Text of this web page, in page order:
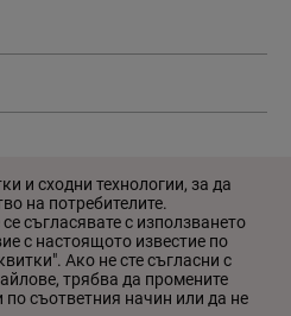
Anabel Arto
споразумение
поверителност
и сходни технологии, за да
на потребителите.
съгласявате с използването
с настоящото известие по
Ако не сте съгласни с
трябва да промените
по съответния начин или да не